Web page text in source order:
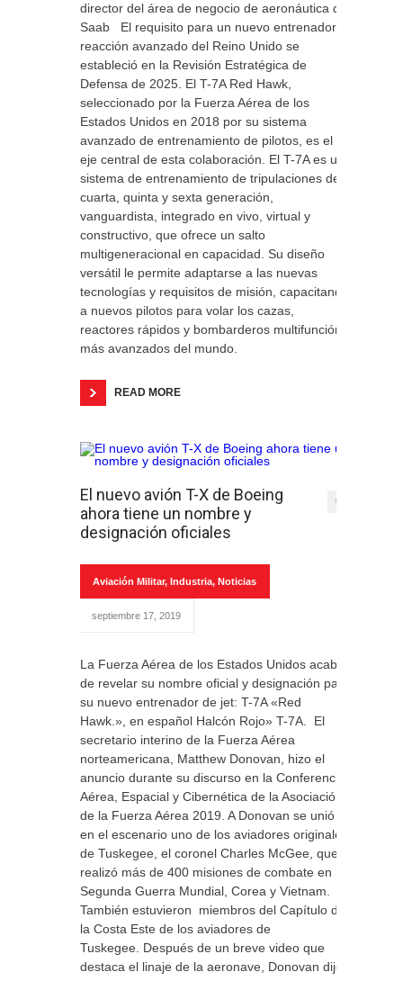
director del área de negocio de aeronáutica de
Saab El requisito para un nuevo entrenador a
reacción avanzado del Reino Unido se
estableció en la Revisión Estratégica de
Defensa de 2025. El T-7A Red Hawk,
seleccionado por la Fuerza Aérea de los
Estados Unidos en 2018 por su sistema
avanzado de entrenamiento de pilotos, es el
eje central de esta colaboración. El T-7A es un
sistema de entrenamiento de tripulaciones de
cuarta, quinta y sexta generación,
vanguardista, integrado en vivo, virtual y
constructivo, que ofrece un salto
multigeneracional en capacidad. Su diseño
versátil le permite adaptarse a las nuevas
tecnologías y requisitos de misión, capacitando
a nuevos pilotos para volar los cazas,
reactores rápidos y bombarderos multifunción
más avanzados del mundo.
READ MORE
El nuevo avión T-X de Boeing
ahora tiene un nombre y
designación oficiales
0
Aviación Militar, Industria, Noticias
septiembre 17, 2019
La Fuerza Aérea de los Estados Unidos acaba
de revelar su nombre oficial y designación para
su nuevo entrenador de jet: T-7A «Red
Hawk.», en español Halcón Rojo» T-7A. El
secretario interino de la Fuerza Aérea
norteamericana, Matthew Donovan, hizo el
anuncio durante su discurso en la Conferencia
Aérea, Espacial y Cibernética de la Asociación
de la Fuerza Aérea 2019. A Donovan se unió
en el escenario uno de los aviadores originales
de Tuskegee, el coronel Charles McGee, que
realizó más de 400 misiones de combate en la
Segunda Guerra Mundial, Corea y Vietnam.
También estuvieron miembros del Capítulo de
la Costa Este de los aviadores de
Tuskegee. Después de un breve video que
destaca el linaje de la aeronave, Donovan dijo: